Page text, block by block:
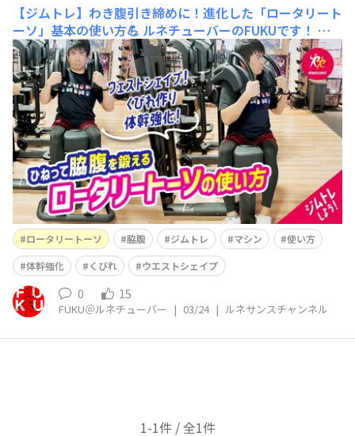
【ジムトレ】わき腹引き締めに！進化した「ロータリート
ーソ」基本の使い方💪 ルネチューバーのFUKUです！ ル
ネサンス公式YouTube「ルネサンスチャンネル」を更新
しました(^^)/ 今回は 【ジムトレ】わき腹引き締めに！進
化した「ロータリートーソ」基本の使い方💪 という内容
です(^^) もしよかったら是非コメント欄に感想等いただ
けると嬉しいです(^^)/ そして！
ロータリートーソ 脇腹 ジムトレ マシン
使い方
体幹強化
くびれ ウエストシェイプ
0 15
FUKU＠ルネチューバー | 03/24 | ルネサンスチャンネル
1-1件 / 全1件